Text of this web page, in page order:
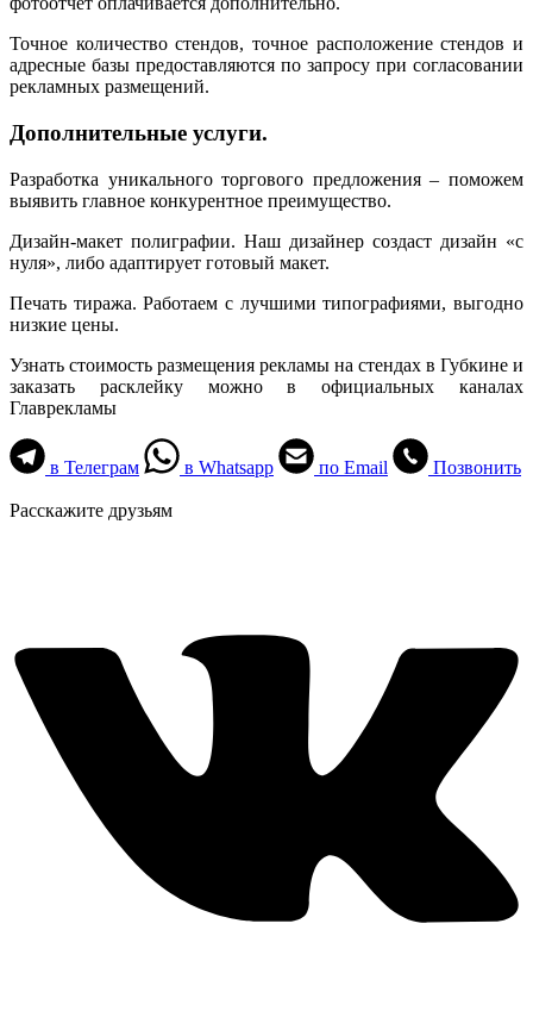
Точное количество стендов, точное расположение стендов и
адресные базы предоставляются по запросу при согласовании
рекламных размещений.
Дополнительные услуги.
Разработка уникального торгового предложения – поможем
выявить главное конкурентное преимущество.
Дизайн-макет полиграфии. Наш дизайнер создаст дизайн «с
нуля», либо адаптирует готовый макет.
Печать тиража. Работаем с лучшими типографиями, выгодно
низкие цены.
Узнать стоимость размещения рекламы на стендах в Губкине и
заказать расклейку можно в официальных каналах
Главрекламы
в Телеграм в Whatsapp по Email Позвонить
Расскажите друзьям